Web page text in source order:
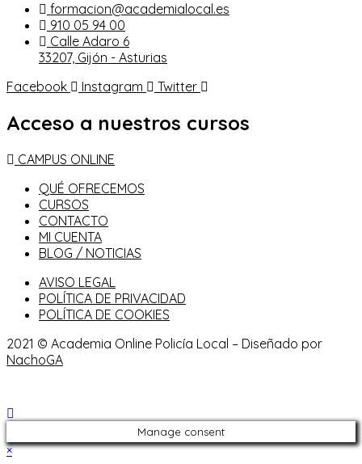
formacion@academialocal.es
910 05 94 00
Calle Adaro 6
33207, Gijón - Asturias
Facebook
Instagram Twitter
Acceso a nuestros cursos
CAMPUS ONLINE
QUÉ OFRECEMOS
CURSOS
CONTACTO
MI CUENTA
BLOG / NOTICIAS
AVISO LEGAL
POLÍTICA DE PRIVACIDAD
POLÍTICA DE COOKIES
2021 © Academia Online Policía Local – Diseñado por
NachoGA
Manage consent
×